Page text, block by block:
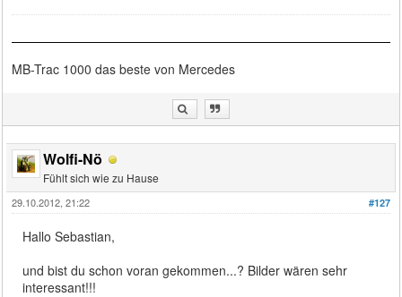
MB-Trac 1000 das beste von Mercedes
Wolfi-Nö
Fühlt sich wie zu Hause
#127
29.10.2012, 21:22
Hallo Sebastian,
und bist du schon voran gekommen...? Bilder wären sehr
interessant!!!